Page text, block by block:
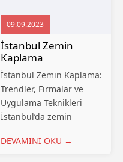
nedir, çeşitleri nelerdir,
seçerken nelere dikkat
etmeliyiz, uygulama
süreci...
09.09.2023
İstanbul Zemin
Kaplama
İstanbul Zemin Kaplama:
Trendler, Firmalar ve
Uygulama Teknikleri
İstanbul’da zemin
gün geçtikçe artmaktadır.
DEVAMINI OKU →